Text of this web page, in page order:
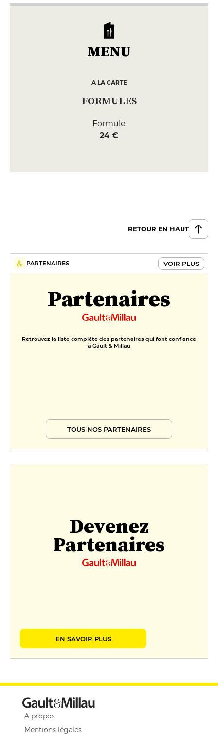
MENU
A LA CARTE
FORMULES
Formule
24 €
RETOUR EN HAUT
PARTENAIRES VOIR PLUS
Partenaires
Retrouvez la liste complète des partenaires qui font confiance
à Gault & Millau
TOUS NOS PARTENAIRES
Devenez
Partenaires
EN SAVOIR PLUS
A propos
Mentions légales